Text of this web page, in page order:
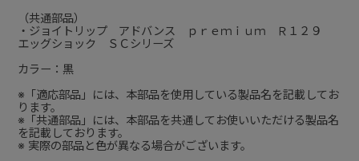
（共通部品）
・ジョイトリップ アドバンス ｐｒｅｍｉｕｍ Ｒ１２９
エッグショック ＳＣシリーズ
カラー：黒
※「適応部品」には、本部品を使用している製品名を記載してお
ります。
※「共通部品」には、本部品を共通してお使いいただける製品名
を記載しております。
※ 実際の部品と色が異なる場合がございます。